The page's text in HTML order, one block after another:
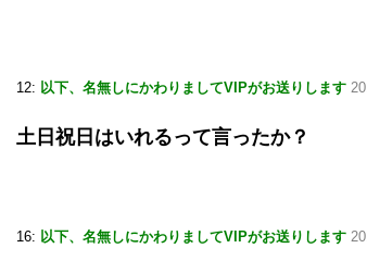
12: 以下、名無しにかわりましてVIPがお送りします
土日祝日はいれるって言ったか？
16: 以下、名無しにかわりましてVIPがお送りします